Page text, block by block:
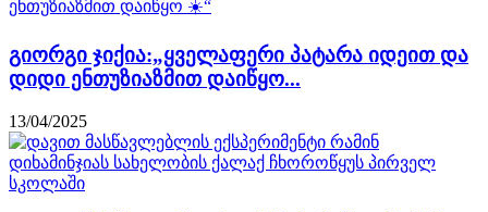
გიორგი ჯიქია:„ყველაფერი პატარა იდეით და
დიდი ენთუზიაზმით დაიწყო...
13/04/2025